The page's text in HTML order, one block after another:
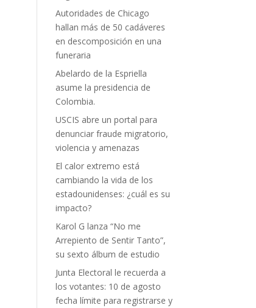
Autoridades de Chicago
hallan más de 50 cadáveres
en descomposición en una
funeraria
Abelardo de la Espriella
asume la presidencia de
Colombia.
USCIS abre un portal para
denunciar fraude migratorio,
violencia y amenazas
El calor extremo está
cambiando la vida de los
estadounidenses: ¿cuál es su
impacto?
Karol G lanza “No me
Arrepiento de Sentir Tanto”,
su sexto álbum de estudio
Junta Electoral le recuerda a
los votantes: 10 de agosto
fecha límite para registrarse y